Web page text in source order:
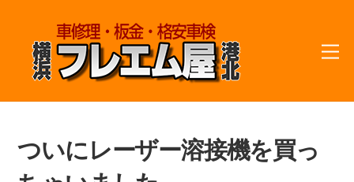
content
ついにレーザー溶接機を買っ